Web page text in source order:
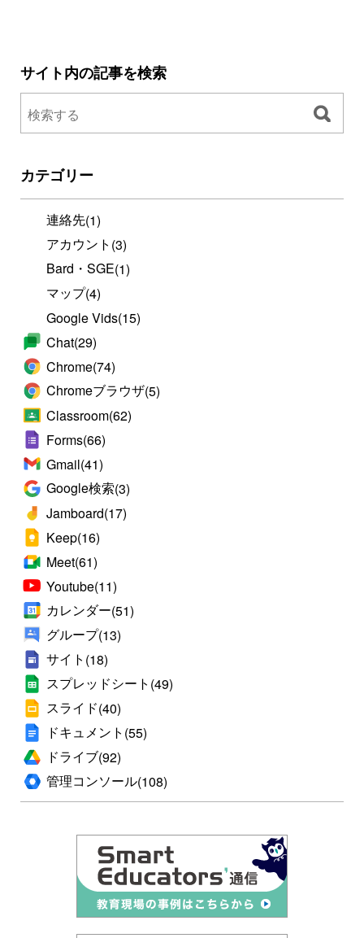
サイト内の記事を検索
カテゴリー
連絡先(1)
アカウント (3)
Bard・SGE(1)
マップ(4)
Google Vids(15)
Chat(29)
Chrome(74)
Chromeブラウザ(5)
Classroom(62)
Forms(66)
Gmail(41)
Google検索(3)
Jamboard(17)
Keep(16)
Meet(61)
Youtube(11)
カレンダー(51)
グループ(13)
サイト (18)
スプレッドシート (49)
スライド(40)
ドキュメント (55)
ドライブ(92)
管理コンソール(108)